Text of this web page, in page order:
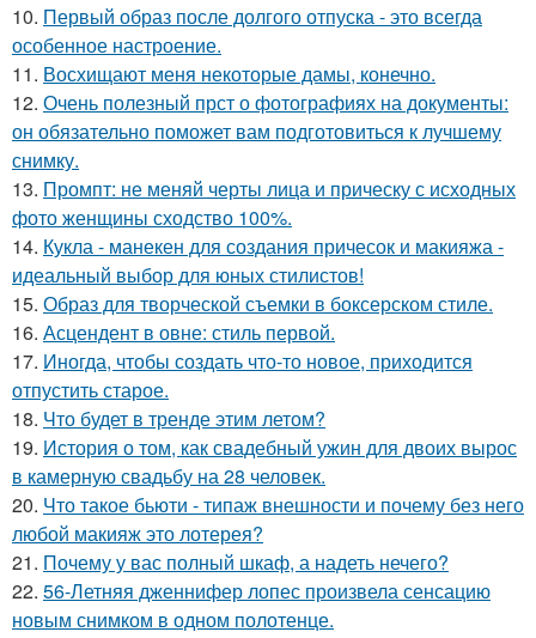
10. Первый образ после долгого отпуска - это всегда
особенное настроение.
11. Восхищают меня некоторые дамы, конечно.
12. Очень полезный прст о фотографиях на документы:
он обязательно поможет вам подготовиться к лучшему
снимку.
13. Промпт: не меняй черты лица и прическу с исходных
фото женщины сходство 100%.
14. Кукла - манекен для создания причесок и макияжа -
идеальный выбор для юных стилистов!
15. Образ для творческой съемки в боксерском стиле.
16. Асцендент в овне: стиль первой.
17. Иногда, чтобы создать что-то новое, приходится
отпустить старое.
18. Что будет в тренде этим летом?
19. История о том, как свадебный ужин для двоих вырос
в камерную свадьбу на 28 человек.
20. Что такое бьюти - типаж внешности и почему без него
любой макияж это лотерея?
21. Почему у вас полный шкаф, а надеть нечего?
22. 56-Летняя дженнифер лопес произвела сенсацию
новым снимком в одном полотенце.